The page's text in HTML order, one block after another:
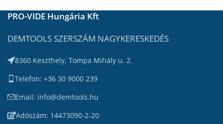
PRO-VIDE Hungária Kft
DEMTOOLS SZERSZÁM NAGYKERESKEDÉS
8360 Keszthely, Tompa Mihály u. 2.
Telefon: +36 30 9000 239
Email: info@demtools.hu
Adószám: 14473090-2-20